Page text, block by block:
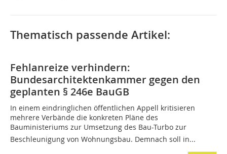
Thematisch passende Artikel:
Fehlanreize verhindern:
Bundesarchitektenkammer gegen den
geplanten § 246e BauGB
In einem eindringlichen öffentlichen Appell kritisieren
mehrere Verbände die konkreten Pläne des
Bauministeriums zur Umsetzung des Bau-Turbo zur
Beschleunigung von Wohnungsbau. Demnach soll in...